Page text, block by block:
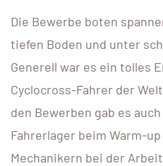
Die Bewerbe boten
tiefen Boden und unter
Generell war es ein tolles
Cyclocross-Fahrer der
den Bewerben gab es
Fahrerlager beim Warm-
Mechanikern bei der